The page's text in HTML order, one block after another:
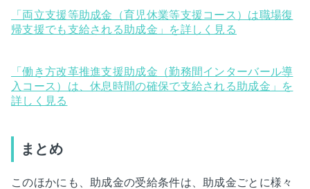
「両立支援等助成金（育児休業等支援コース）は職場復
帰支援でも支給される助成金」を詳しく見る
「働き方改革推進支援助成金（勤務間インターバール導
入コース）は、休息時間の確保で支給される助成金」を
詳しく見る
まとめ
このほかにも、助成金の受給条件は、助成金ごとに様々